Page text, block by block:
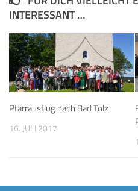
INTERESSANT …
Pfarrausflug nach Bad Tölz
16. JULI 2017